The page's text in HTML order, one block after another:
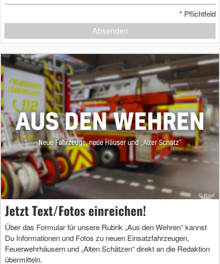
* Pflichtfeld
Absenden
Jetzt Text/Fotos einreichen!
Über das Formular für unsere Rubrik „Aus den Wehren“ kannst
Du Informationen und Fotos zu neuen Einsatzfahrzeugen,
Feuerwehrhäusern und „Alten Schätzen“ direkt an die Redaktion
übermitteln.